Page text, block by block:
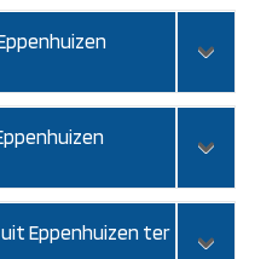
Eppenhuizen ter